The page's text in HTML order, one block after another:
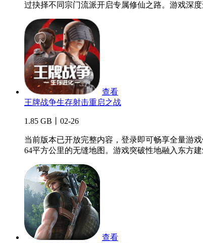
过抉择不同宗门流派开启专属修仙之路。游戏深度
查看
王牌战争生存射击重启之战
1.85 GB丨02-26
当前版本已开放完整内容，登录即可畅享全量游
64平方公里的无缝地图。游戏突破性地融入东方建
查看